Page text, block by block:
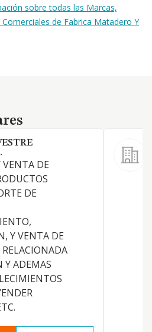
sobre todas las Marcas,
de Fabrica Matadero Y
VENTA DE
DE
Y VENTA DE
Y ADEMAS